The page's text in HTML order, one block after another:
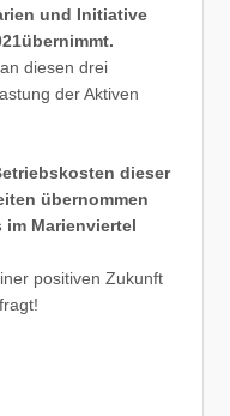
und Initiative
diesen drei
der Aktiven
dieser
übernommen
Marienviertel
positiven Zukunft